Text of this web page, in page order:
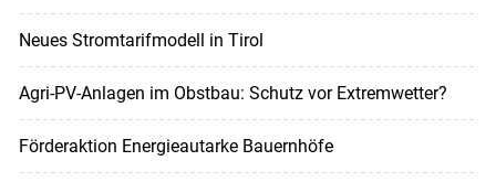
Neues Stromtarifmodell in Tirol
Agri-PV-Anlagen im Obstbau: Schutz vor Extremwetter?
Förderaktion Energieautarke Bauernhöfe